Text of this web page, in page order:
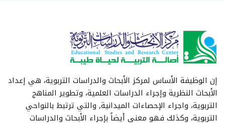
إن الوظيفة الأساس لمركز الأبحاث والدراسات التربوية، هي إعداد
الأبحاث النظرية وإجراء الدراسات العلمية، وتطوير المناهج
التربوية، واجراء الإحصاءات الميدانية, والتي ترتبط بالنواحي
التربوية، وكذلك فهو معني أيضاً بإجراء الأبحاث والدراسات